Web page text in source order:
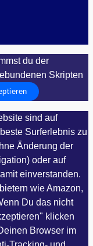
du der
Skripten
sind auf
Surferlebnis zu
Änderung der
oder auf
einverstanden.
wie Amazon,
Du das nicht
klicken
Browser im